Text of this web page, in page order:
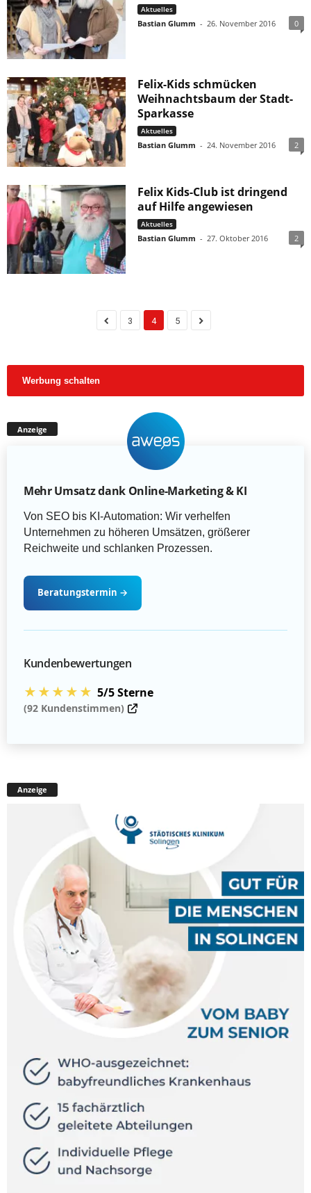
Aktuelles
Bastian Glumm - 26. November 2016 0
Felix-Kids schmücken
Weihnachtsbaum der Stadt-
Sparkasse
Aktuelles
Bastian Glumm - 24. November 2016 2
Felix Kids-Club ist dringend
auf Hilfe angewiesen
Aktuelles
Bastian Glumm - 27. Oktober 2016 2
3 4 5
Werbung schalten
Anzeige
Mehr Umsatz dank Online-Marketing & KI
Von SEO bis KI-Automation: Wir verhelfen
Unternehmen zu höheren Umsätzen, größerer
Reichweite und schlanken Prozessen.
Beratungstermin →
Kundenbewertungen
★★★★★ 5/5 Sterne
(92 Kundenstimmen)
Anzeige